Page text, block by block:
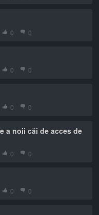
0 0
0 0
0 0
a noii căi de acces de
0 0
0 0